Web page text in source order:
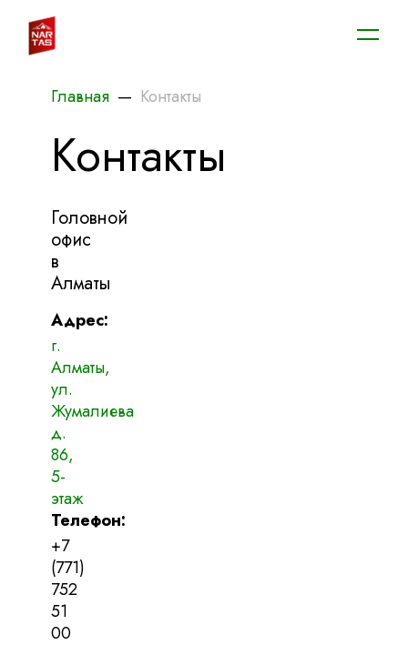
Главная — Контакты
Контакты
Головной
офис
в
Алматы
Адрес:
г.
Алматы,
ул.
Жумалиева
д.
86,
5-
этаж
Телефон:
+7
(771)
752
51
00